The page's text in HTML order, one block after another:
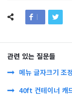
관련 있는 질문들
메뉴 글자크기 조
40ft 컨테이너 캐